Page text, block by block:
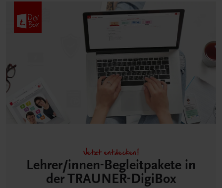
Jetzt entdecken!
Lehrer/innen-Begleitpakete in
der TRAUNER-DigiBox